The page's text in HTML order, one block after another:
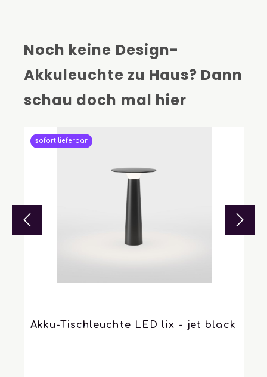
Noch keine Design-
Akkuleuchte zu Haus? Dann
schau doch mal hier
sofort lieferbar
Akku-Tischleuchte LED lix - jet black